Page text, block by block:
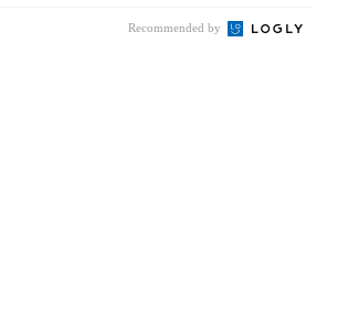
Recommended by